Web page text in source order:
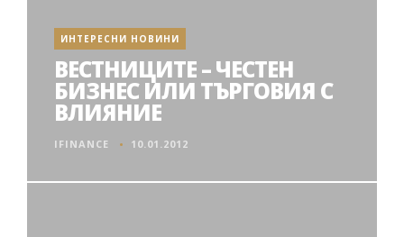
ИНТЕРЕСНИ НОВИНИ
ВЕСТНИЦИТЕ – ЧЕСТЕН
БИЗНЕС ИЛИ ТЪРГОВИЯ С
ВЛИЯНИЕ
IFINANCE 10.01.2012